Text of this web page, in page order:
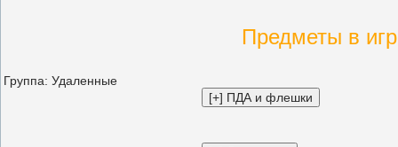
Группа: Удаленные
Предметы в